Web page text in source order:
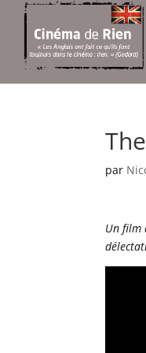
par
Un film